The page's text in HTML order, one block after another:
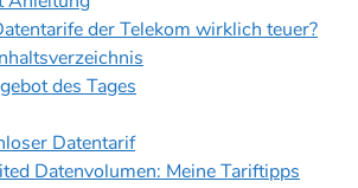
der Telekom wirklich teuer?
des Tages
Datentarif
Datenvolumen: Meine Tariftipps